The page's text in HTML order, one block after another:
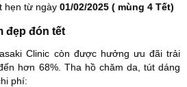
hẹn từ ngày 01/02/2025 ( mùng 4 Tết)
đẹp đón tết
Clinic còn được hưởng ưu đãi trải
hơn 68%. Tha hồ chăm da, tút dáng
phí: